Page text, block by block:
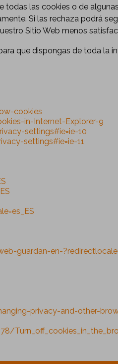
las cookies o de
Si las rechaza podrá
Sitio Web menos
que dispongas de toda la
cookies
in-Internet-Explorer-9
settings#ie=ie-10
settings#ie=ie-11
guardan-en-
privacy-and-other-